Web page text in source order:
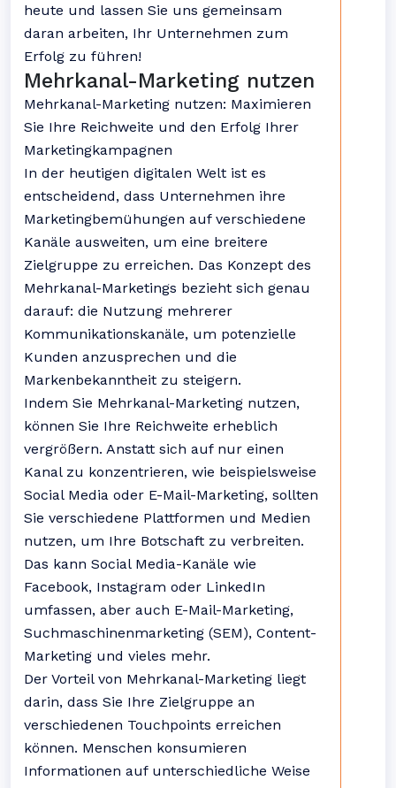
heute und lassen Sie uns gemeinsam
daran arbeiten, Ihr Unternehmen zum
Erfolg zu führen!
Mehrkanal-Marketing nutzen
Mehrkanal-Marketing nutzen: Maximieren
Sie Ihre Reichweite und den Erfolg Ihrer
Marketingkampagnen
In der heutigen digitalen Welt ist es
entscheidend, dass Unternehmen ihre
Marketingbemühungen auf verschiedene
Kanäle ausweiten, um eine breitere
Zielgruppe zu erreichen. Das Konzept des
Mehrkanal-Marketings bezieht sich genau
darauf: die Nutzung mehrerer
Kommunikationskanäle, um potenzielle
Kunden anzusprechen und die
Markenbekanntheit zu steigern.
Indem Sie Mehrkanal-Marketing nutzen,
können Sie Ihre Reichweite erheblich
vergrößern. Anstatt sich auf nur einen
Kanal zu konzentrieren, wie beispielsweise
Social Media oder E-Mail-Marketing, sollten
Sie verschiedene Plattformen und Medien
nutzen, um Ihre Botschaft zu verbreiten.
Das kann Social Media-Kanäle wie
Facebook, Instagram oder LinkedIn
umfassen, aber auch E-Mail-Marketing,
Suchmaschinenmarketing (SEM), Content-
Marketing und vieles mehr.
Der Vorteil von Mehrkanal-Marketing liegt
darin, dass Sie Ihre Zielgruppe an
verschiedenen Touchpoints erreichen
können. Menschen konsumieren
Informationen auf unterschiedliche Weise